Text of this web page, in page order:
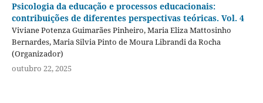
Psicologia da educação e processos educacionais:
contribuições de diferentes perspectivas teóricas. Vol. 4
Viviane Potenza Guimarães Pinheiro, Maria Eliza Mattosinho
Bernardes, Maria Silvia Pinto de Moura Librandi da Rocha
(Organizador)
outubro 22, 2025